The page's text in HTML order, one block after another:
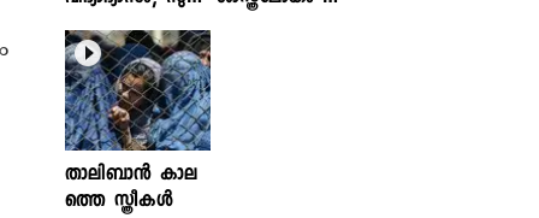
ക്ഷിതവും അ
ല്ലാത്തതുമായ സ്പ
ര്‍ശനങ്ങള്‍; ഇ
ന്‍ഫോക്ലിനിക്ക്
ലേഖനം
വായിക്കാം
താലിബാന്‍ കാല
ത്തെ സ്ത്രീകള്‍